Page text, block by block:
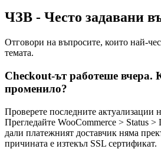
ЧЗВ - Често задавани
Отговори на въпросите, които най-
темата.
Checkout-ът работеше вчера.
променило?
Проверете последните актуализации
Прегледайте WooCommerce > Status
дали платежният доставчик няма
причината е изтекъл SSL сертификат.